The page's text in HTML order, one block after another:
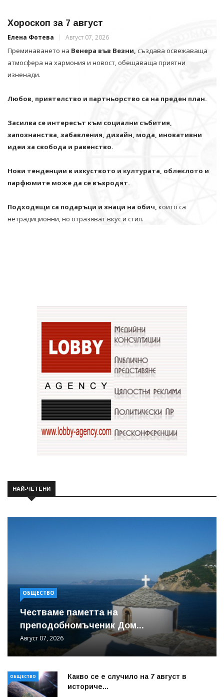
Хороскоп за 7 август
Елена Фотева Август 07, 2026
Преминаването на Венера във Везни, създава освежаваща
атмосфера на хармония и новост, обещаваща приятни
изненади.
Любов, приятелство и партньорство са на преден план.
Засилва се интересът към социални събития,
запознанства, забавления, дизайн, мода, иновативни
идеи за свобода и равенство.
Нови тенденции в изкуството и културата, облеклото и
парфюмите може да се възродят.
Подходящи са подаръци и знаци на обич, които са
нетрадиционни, но отразяват вкус и стил.
НАЙ-ЧЕТЕНИ
ОБЩЕСТВО
Честваме паметта на
преподобномъченик Дом...
Август 07, 2026
ОБЩЕСТВО
Какво се е случило на 7 август в
историче...